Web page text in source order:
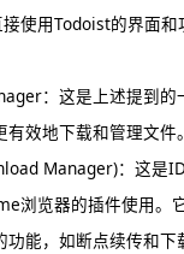
使用Todoist的界面和
：这是上述提到的
效地下载和管理文件。
Manager)：这是
浏览器的插件使用。
能，如断点续传和下